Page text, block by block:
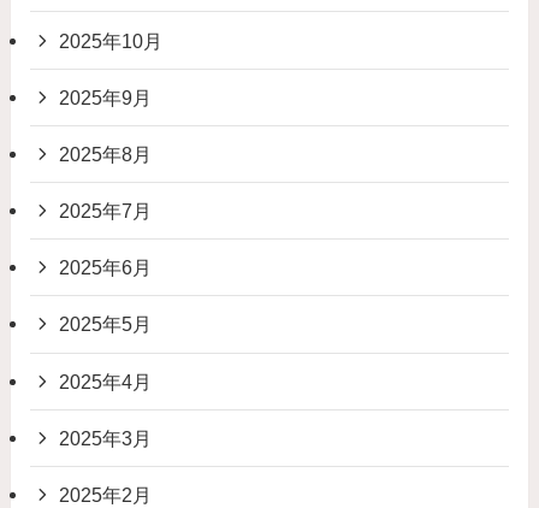
2025年10月
2025年9月
2025年8月
2025年7月
2025年6月
2025年5月
2025年4月
2025年3月
2025年2月